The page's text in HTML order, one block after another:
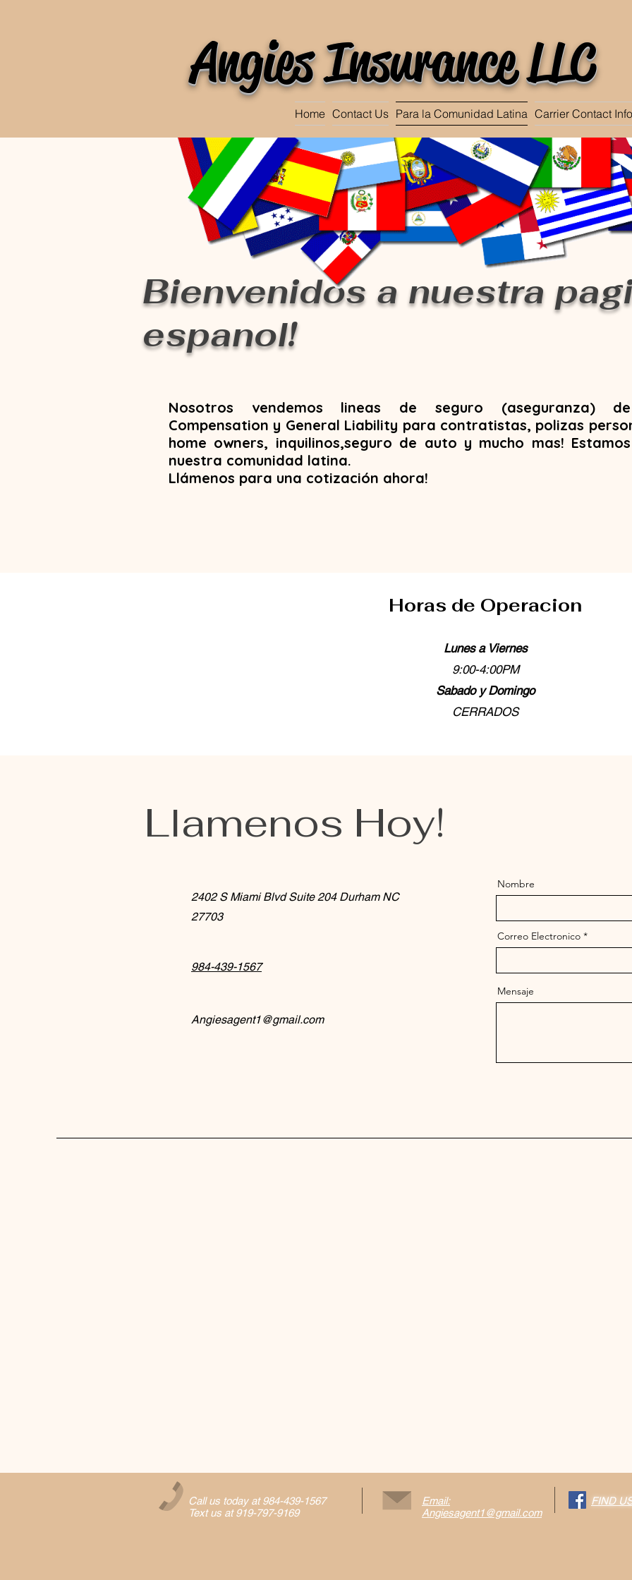
Angies Insurance LLC
Home Contact Us Para la Comunidad Latina Carrier Contact Info
Bienvenidos a nuestra
espanol!
Nosotros vendemos lineas de seguro (aseguranza)
Compensation y General Liability para contratistas, polizas
home owners, inquilinos,seguro de auto y mucho mas!
nuestra comunidad latina .
Llámenos para una cotización ahora!
Horas de Operacion
Lunes a Viernes
9:00-4:00PM
Sabado y Domingo
CERRADOS
Llamenos Hoy!
2402 S Miami Blvd Suite 204 Durham NC
27703
984-439-1567
Angiesagent1@gmail.com
Nombre
Correo Electronico
Mensaje
Call us today at 984-439-1567
Text us at 919-797-9169
Email:
Angiesagent1@gmail.com
FIND